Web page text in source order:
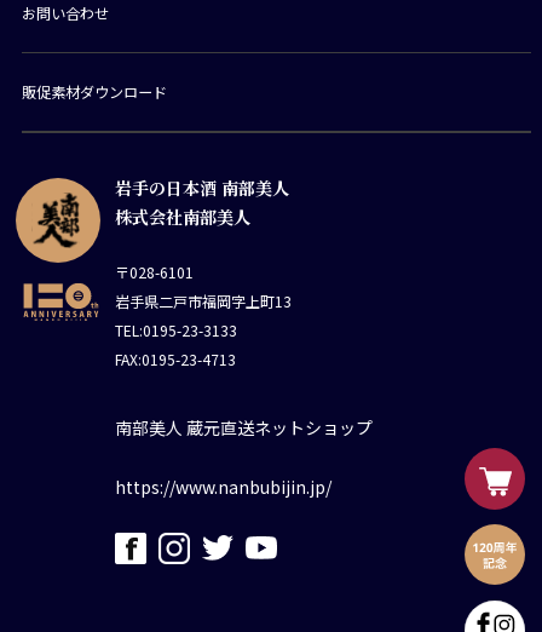
岩手の日本酒 南部美人
株式会社南部美人
〒028-6101
岩手県二戸市福岡字上町13
TEL:0195-23-3133
FAX:0195-23-4713
南部美人 蔵元直送ネットショップ
https://www.nanbubijin.jp/
お問い合わせ
販促素材ダウンロード